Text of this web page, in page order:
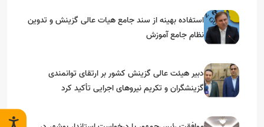
استفاده بهینه از سند جامع هیات عالی گزینش و‌ تدوین
نظام جامع آموزش
دبیر هیئت عالی گزینش کشور بر ارتقای توانمندی
گزینشگران و تکریم نیروهای اجرایی تأکید کرد